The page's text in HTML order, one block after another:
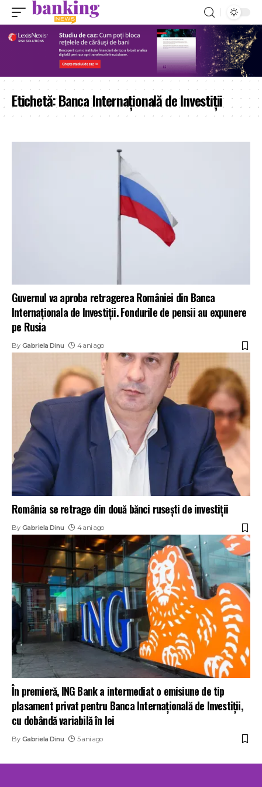
Etichetă:Banca Internațională de Investiții
Guvernul va aproba retragerea României din Banca
Internaţionala de Investiţii. Fondurile de pensii au expunere
pe Rusia
By Gabriela Dinu 4 ani ago
România se retrage din două bănci rusești de investiții
By Gabriela Dinu 4 ani ago
În premieră, ING Bank a intermediat o emisiune de tip
plasament privat pentru Banca Internațională de Investiții,
cu dobândă variabilă în lei
By Gabriela Dinu 5 ani ago